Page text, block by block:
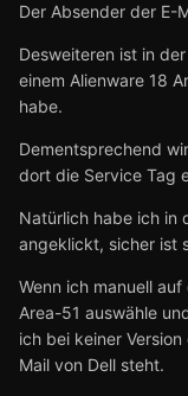
Der Absender der E-
Desweiteren ist in
einem Alienware 18
habe.
Dementsprechend
dort die Service Tag
Natürlich habe ich in
angeklickt, sicher ist
Wenn ich manuell
Area-51 auswähle
ich bei keiner
Mail von Dell steht.